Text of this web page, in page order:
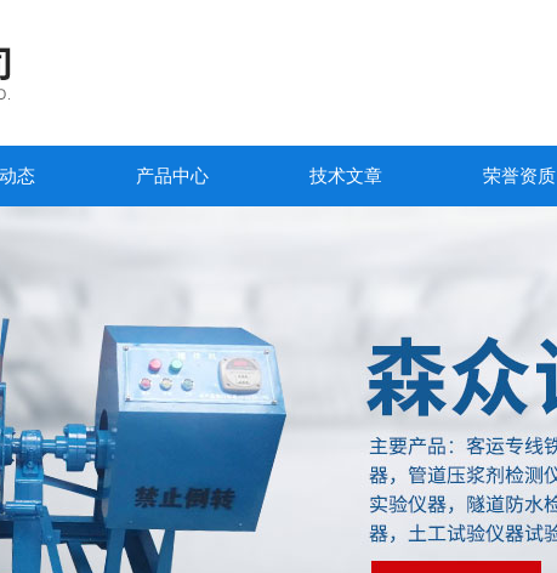
态 产品中心 技术文章 荣誉资质